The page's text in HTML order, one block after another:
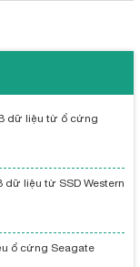
dữ liệu từ ổ cứng
dữ liệu từ SSD Western
ổ cứng Seagate